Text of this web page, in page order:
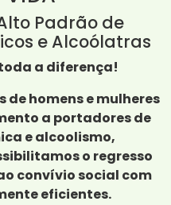
Padrão de
e Alcoólatras
a diferença!
de homens e mulheres
a portadores de
e alcoolismo,
o regresso
convívio social com
eficientes.